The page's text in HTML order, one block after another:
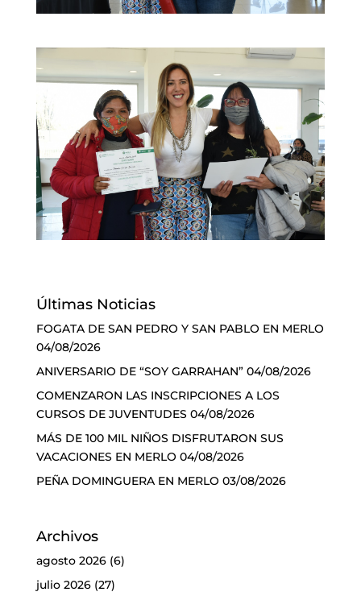
Últimas Noticias
FOGATA DE SAN PEDRO Y SAN PABLO EN MERLO
04/08/2026
ANIVERSARIO DE “SOY GARRAHAN” 04/08/2026
COMENZARON LAS INSCRIPCIONES A LOS
CURSOS DE JUVENTUDES 04/08/2026
MÁS DE 100 MIL NIÑOS DISFRUTARON SUS
VACACIONES EN MERLO 04/08/2026
PEÑA DOMINGUERA EN MERLO 03/08/2026
Archivos
agosto 2026(6)
julio 2026(27)